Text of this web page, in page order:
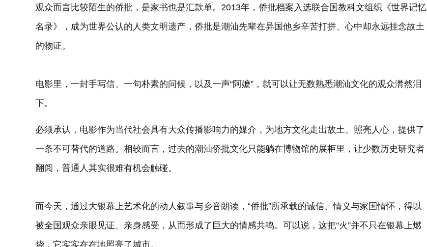
观众而言比较陌生的侨批，是家书也是汇款单。2013年，侨批档案入选联合国教科文组织《世界记忆
名录》，成为世界公认的人类文明遗产，侨批是潮汕先辈在异国他乡辛苦打拼、心中却永远挂念故土
的物证。
电影里，一封手写信、一句朴素的问候，以及一声“阿嬷”，就可以让无数熟悉潮汕文化的观众潸然泪
下。
必须承认，电影作为当代社会具有大众传播影响力的媒介，为地方文化走出故土、照亮人心，提供了
一条不可替代的道路。相较而言，过去的潮汕侨批文化只能躺在博物馆的展柜里，让少数历史研究者
翻阅，普通人其实很难有机会触碰。
而今天，通过大银幕上艺术化的动人叙事与乡音朗读，“侨批”所承载的诚信、情义与家国情怀，得以
被全国观众亲眼见证、亲身感受，从而形成了巨大的情感共鸣。可以说，这把“火”并不只在银幕上燃
烧，它实实在在地照亮了城市。